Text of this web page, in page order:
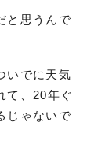
と思うんで
いでに天気
て、20年ぐ
じゃないで